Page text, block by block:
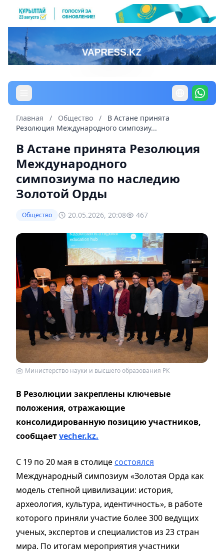
Главная / Общество /
В Астане принята
Резолюция Международного симпозиу...
В Астане принята Резолюция
Международного
симпозиума по наследию
Золотой Орды
Общество 20.05.2026, 20:08 467
Министерство науки и высшего образования РК
В Резолюции закреплены ключевые
положения, отражающие
консолидированную позицию участников,
сообщаетvecher.kz.
С 19 по 20 мая в столице состоялся
Международный симпозиум «Золотая Орда как
модель степной цивилизации: история,
археология, культура, идентичность», в работе
которого приняли участие более 300 ведущих
ученых, экспертов и специалистов из 23 стран
мира. По итогам мероприятия участники